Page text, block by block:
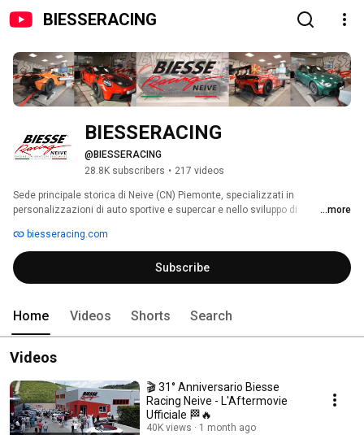
BIESSERACING
BIESSERACING
@BIESSERACING
28.8K subscribers • 217 videos
Sede principale storica di Neive (CN) Piemonte, specializzati in
personalizzazioni di auto sportive e supercar e nello sviluppo di
...more
biesseracing.com
Subscribe
Home Videos Shorts Search
Videos
🎬 31° Anniversario Biesse
Racing Neive - L'Aftermovie
Ufficiale 🏁🔥
40K views 1 month ago